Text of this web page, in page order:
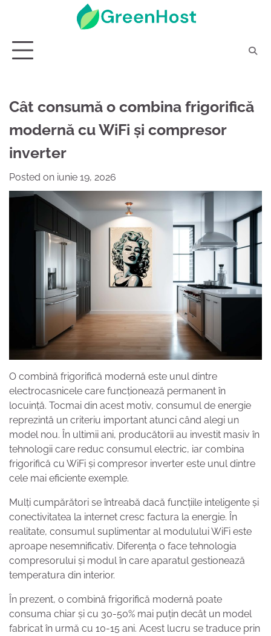
Cât consumă o combina frigorifică
modernă cu WiFi și compresor
inverter
Posted on iunie 19, 2026
O combină frigorifică modernă este unul dintre
electrocasnicele care funcționează permanent în
locuință. Tocmai din acest motiv, consumul de energie
reprezintă un criteriu important atunci când alegi un
model nou. În ultimii ani, producătorii au investit masiv în
tehnologii care reduc consumul electric, iar combina
frigorifică cu WiFi și compresor inverter este unul dintre
cele mai eficiente exemple.
Mulți cumpărători se întreabă dacă funcțiile inteligente și
conectivitatea la internet cresc factura la energie. În
realitate, consumul suplimentar al modulului WiFi este
aproape nesemnificativ. Diferența o face tehnologia
compresorului și modul în care aparatul gestionează
temperatura din interior.
În prezent, o combină frigorifică modernă poate
consuma chiar și cu 30-50% mai puțin decât un model
fabricat în urmă cu 10-15 ani. Acest lucru se traduce prin